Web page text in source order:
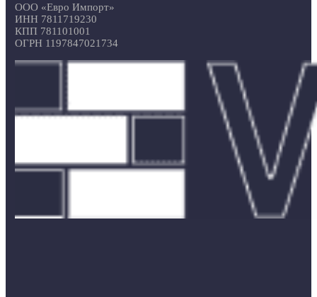
ООО «Евро Импорт»
ИНН 7811719230
КПП 781101001
ОГРН 1197847021734